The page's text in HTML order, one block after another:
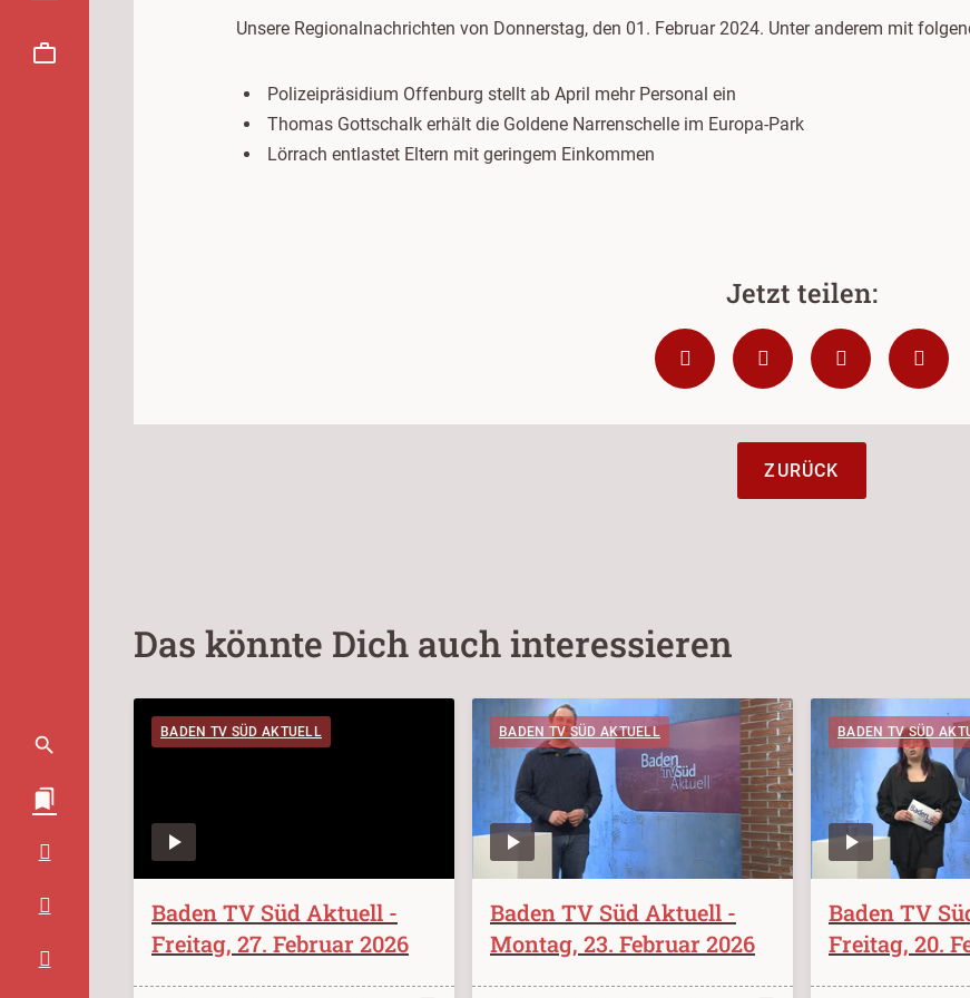
Unsere Regionalnachrichten von Donnerstag, den 01. Februar 2024. Unter anderem mit
Polizeipräsidium Offenburg stellt ab April mehr Personal ein
Thomas Gottschalk erhält die Goldene Narrenschelle im Europa-Park
Lörrach entlastet Eltern mit geringem Einkommen
ZURÜCK
Das könnte Dich auch interessieren
BADEN TV SÜD AKTUELL
Baden TV Süd Aktuell -
Freitag, 27. Februar 2026
BADEN TV SÜD AKTUELL
Baden TV Süd Aktuell -
Montag, 23. Februar 2026
BADEN TV SÜD
Baden TV
Freitag, 20.